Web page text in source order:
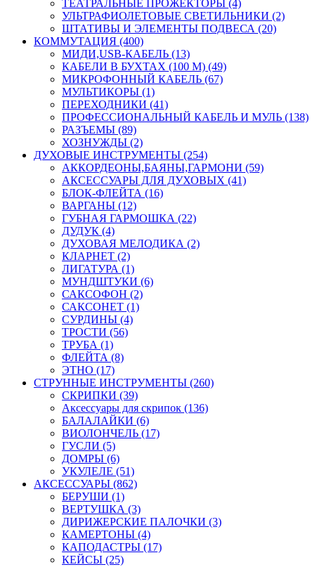
ТЕАТРАЛЬНЫЕ ПРОЖЕКТОРЫ (4)
УЛЬТРАФИОЛЕТОВЫЕ СВЕТИЛЬНИКИ (2)
ШТАТИВЫ И ЭЛЕМЕНТЫ ПОДВЕСА (20)
КОММУТАЦИЯ (400)
МИДИ,USB-КАБЕЛЬ (13)
КАБЕЛИ В БУХТАХ (100 М) (49)
МИКРОФОННЫЙ КАБЕЛЬ (67)
МУЛЬТИКОРЫ (1)
ПЕРЕХОДНИКИ (41)
ПРОФЕССИОНАЛЬНЫЙ КАБЕЛЬ И МУЛЬ (138)
РАЗЪЕМЫ (89)
ХОЗНУЖДЫ (2)
ДУХОВЫЕ ИНСТРУМЕНТЫ (254)
АККОРДЕОНЫ,БАЯНЫ,ГАРМОНИ (59)
АКСЕССУАРЫ ДЛЯ ДУХОВЫХ (41)
БЛОК-ФЛЕЙТА (16)
ВАРГАНЫ (12)
ГУБНАЯ ГАРМОШКА (22)
ДУДУК (4)
ДУХОВАЯ МЕЛОДИКА (2)
КЛАРНЕТ (2)
ЛИГАТУРА (1)
МУНДШТУКИ (6)
САКСОФОН (2)
САКСОНЕТ (1)
СУРДИНЫ (4)
ТРОСТИ (56)
ТРУБА (1)
ФЛЕЙТА (8)
ЭТНО (17)
СТРУННЫЕ ИНСТРУМЕНТЫ (260)
СКРИПКИ (39)
Аксессуары для скрипок (136)
БАЛАЛАЙКИ (6)
ВИОЛОНЧЕЛЬ (17)
ГУСЛИ (5)
ДОМРЫ (6)
УКУЛЕЛЕ (51)
АКСЕССУАРЫ (862)
БЕРУШИ (1)
ВЕРТУШКА (3)
ДИРИЖЕРСКИЕ ПАЛОЧКИ (3)
КАМЕРТОНЫ (4)
КАПОДАСТРЫ (17)
КЕЙСЫ (25)